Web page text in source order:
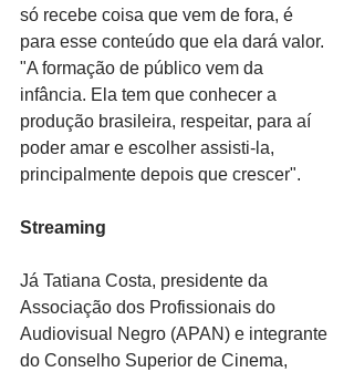
só recebe coisa que vem de fora, é
para esse conteúdo que ela dará valor.
"A formação de público vem da
infância. Ela tem que conhecer a
produção brasileira, respeitar, para aí
poder amar e escolher assisti-la,
principalmente depois que crescer".
Streaming
Já Tatiana Costa, presidente da
Associação dos Profissionais do
Audiovisual Negro (APAN) e integrante
do Conselho Superior de Cinema,